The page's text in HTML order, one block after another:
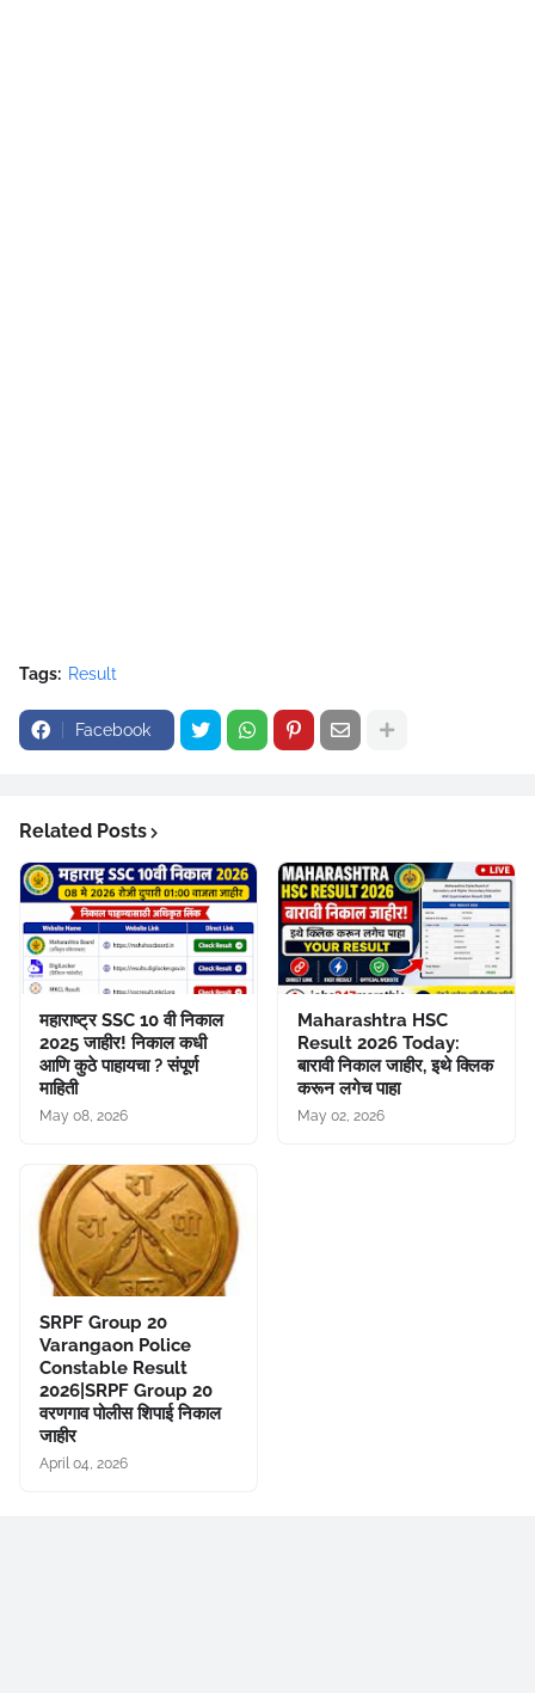
Tags: Result
Facebook
Related Posts
महाराष्ट्र SSC 10 वी निकाल
2025 जाहीर! निकाल कधी
आणि कुठे पाहायचा ? संपूर्ण
माहिती
May 08, 2026
Maharashtra HSC
Result 2026 Today:
बारावी निकाल जाहीर, इथे क्लिक
करून लगेच पाहा
May 02, 2026
SRPF Group 20
Varangaon Police
Constable Result
2026|SRPF Group 20
वरणगाव पोलीस शिपाई निकाल
जाहीर
April 04, 2026